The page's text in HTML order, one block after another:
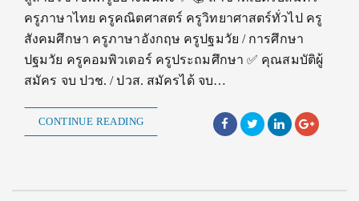
ครูภาษาไทย ครูคณิตศาสตร์ ครูวิทยาศาสตร์ทั่วไป ครู
สังคมศึกษา ครูภาษาอังกฤษ ครูปฐมวัย / การศึกษา
ปฐมวัย ครูคอมพิวเตอร์ ครูประถมศึกษา ✅ คุณสมบัติผู้
สมัคร จบ ปวช. / ปวส. สมัครได้ จบ…
CONTINUE READING